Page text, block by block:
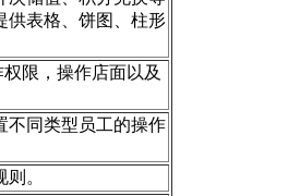
供表格、饼图、柱形
限，操作店面以及
不同类型员工的操作
。